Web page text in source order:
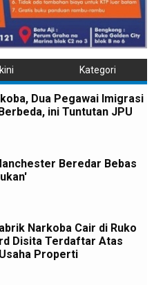
Kategori
Dua Pegawai Imigrasi
ini Tuntutan JPU
Beredar Bebas
Narkoba Cair di Ruko
Disita Terdaftar Atas
Properti